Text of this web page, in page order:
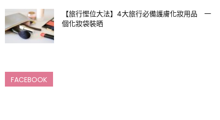
【旅行慳位大法】4大旅行必備護膚化妝用品 一
個化妝袋裝晒
FACEBOOK